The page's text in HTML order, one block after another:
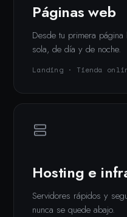
Páginas web
Desde tu primera página
sola, de día y de noche.
Landing · Tienda
Hosting e
Servidores rápidos y
nunca se quede abajo.